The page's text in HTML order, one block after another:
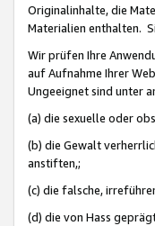
Originalinhalte, die
Materialien enthalten.
Wir prüfen Ihre
auf Aufnahme Ihrer
Ungeeignet sind unter
(a) die sexuelle oder
(b) die Gewalt
anstiften,;
(c) die falsche,
(d) die von Hass